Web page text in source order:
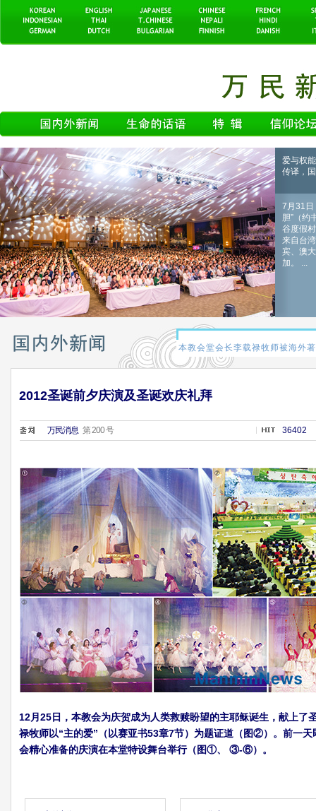
爱与权
传译，
7月31日
胆”（约
谷度假
来自台
宾、澳
加。 ...
2012圣诞前夕庆演及圣诞欢庆礼拜
万民消息第 200 号 36402
12月25日，本教会为庆贺成为人类救赎盼望的主耶稣诞生，献上了
禄牧师以“主的爱”（以赛亚书53章7节）为题证道（图②）。前一
会精心准备的庆演在本堂特设舞台举行（图①、 ③-⑥）。